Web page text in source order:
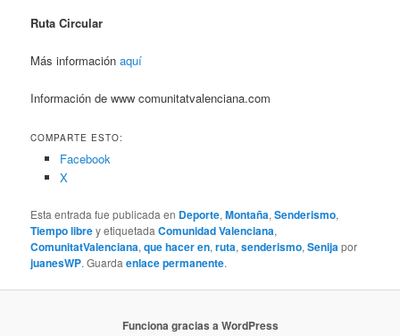
Ruta Circular
Más informaciónaquí
Información de www comunitatvalenciana.com
COMPARTE ESTO:
Facebook
X
Esta entrada fue publicada en Deporte,Montaña,Senderismo,
Tiempo librey etiquetadaComunidad Valenciana,
ComunitatValenciana,que hacer en,ruta,senderismo,Senija por
juanesWP. Guardaenlace permanente.
Funciona gracias a WordPress